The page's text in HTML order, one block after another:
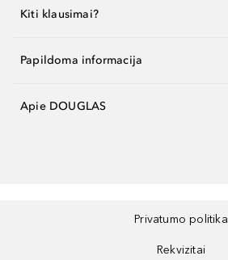
Kiti klausimai?
Papildoma informacija
Apie DOUGLAS
Privatumo politika
Rekvizitai